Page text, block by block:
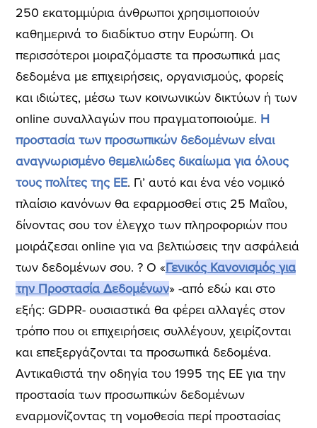
250 εκατομμύρια άνθρωποι χρησιμοποιούν
καθημερινά το διαδίκτυο στην Ευρώπη. Οι
περισσότεροι μοιραζόμαστε τα προσωπικά μας
δεδομένα με επιχειρήσεις, οργανισμούς, φορείς
και ιδιώτες, μέσω των κοινωνικών δικτύων ή των
online συναλλαγών που πραγματοποιούμε. Η
προστασία των προσωπικών δεδομένων είναι
αναγνωρισμένο θεμελιώδες δικαίωμα για όλους
τους πολίτες της ΕΕ. Γι’ αυτό και ένα νέο νομικό
πλαίσιο κανόνων θα εφαρμοσθεί στις 25 Μαΐου,
δίνοντας σου τον έλεγχο των πληροφοριών που
μοιράζεσαι online για να βελτιώσεις την ασφάλειά
των δεδομένων σου. ? Ο «Γενικός Κανονισμός για
την Προστασία Δεδομένων» -από εδώ και στο
εξής: GDPR- ουσιαστικά θα φέρει αλλαγές στον
τρόπο που οι επιχειρήσεις συλλέγουν, χειρίζονται
και επεξεργάζονται τα προσωπικά δεδομένα.
Αντικαθιστά την οδηγία του 1995 της ΕΕ για την
προστασία των προσωπικών δεδομένων
εναρμονίζοντας τη νομοθεσία περί προστασίας